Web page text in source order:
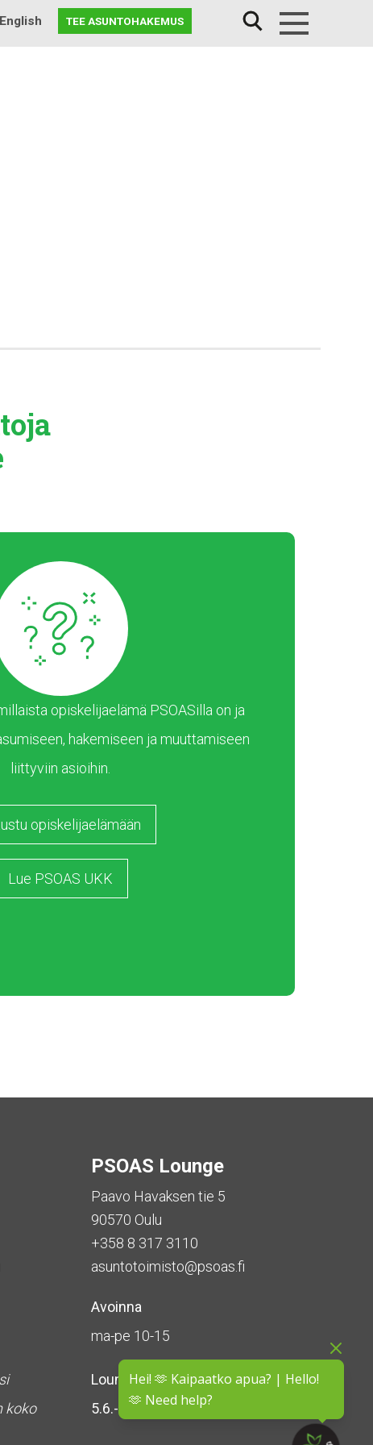
Hei! 🫶 Kaipaatko apua? | Hello!
🫶 Need help?
English TEE ASUNTOHAKEMUS
opiskelijaelämä PSOASilla on ja
hakemiseen ja muuttamiseen
liittyviin asioihin.
opiskelijaelämään
Lue PSOAS UKK
koko
PSOAS Lounge
Paavo Havaksen tie 5
90570 Oulu
+358 8 317 3110
asuntotoimisto@psoas.fi
Avoinna
ma-pe 10-15
Lounge onsuljettu kesän ajan
5.6.-16.8.2026